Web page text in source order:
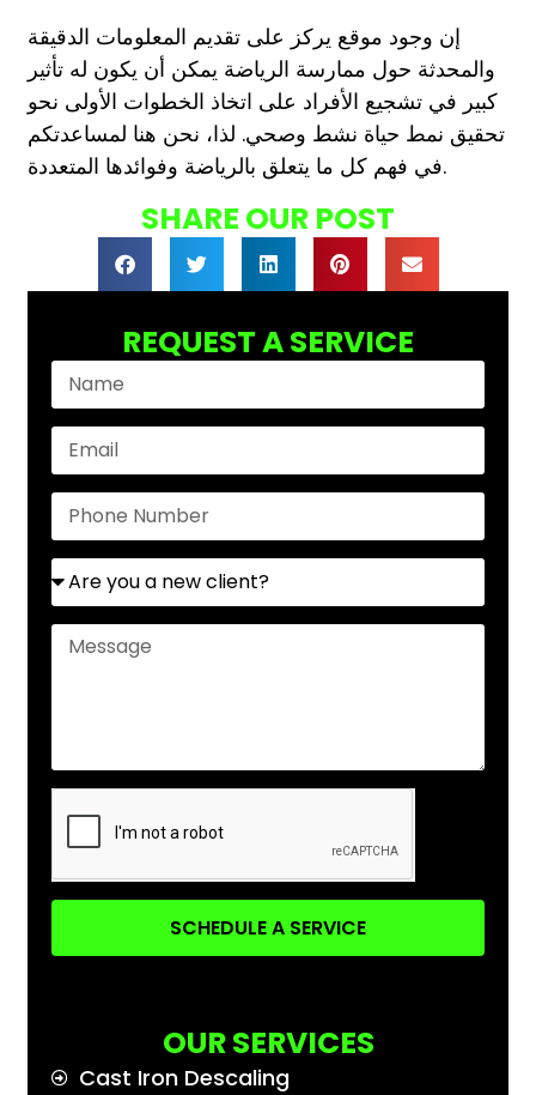
إن وجود موقع يركز على تقديم المعلومات الدقيقة
والمحدثة حول ممارسة الرياضة يمكن أن يكون له تأثير
كبير في تشجيع الأفراد على اتخاذ الخطوات الأولى نحو
تحقيق نمط حياة نشط وصحي. لذا، نحن هنا لمساعدتكم
في فهم كل ما يتعلق بالرياضة وفوائدها المتعددة.
SHARE OUR POST
REQUEST A SERVICE
SCHEDULE A SERVICE
OUR SERVICES
Cast Iron Descaling